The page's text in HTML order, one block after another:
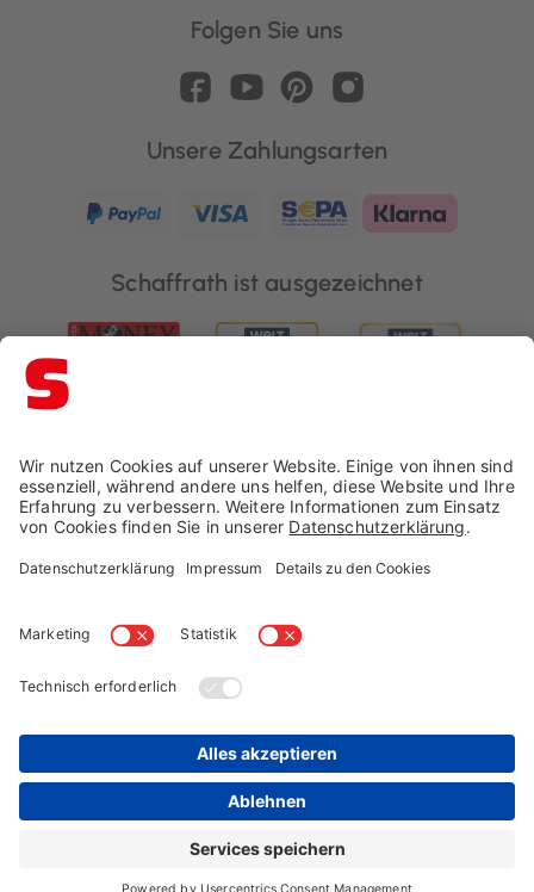
Folgen Sie uns
Unsere Zahlungsarten
Schaffrath ist ausgezeichnet
Impressum → Datenschutz →
AGB →
Cookie-Einstellungen
Widerruf →